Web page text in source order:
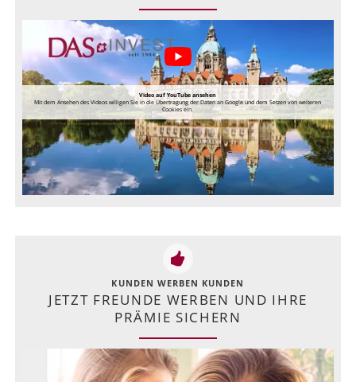
Video auf YouTube ansehen
Mit dem Ansehen des Videos willigen Sie in die Übertragung der Daten an Google und dem Setzen von weiteren
Cookies ein.
KUNDEN WERBEN KUNDEN
JETZT FREUNDE WERBEN UND IHRE
PRÄMIE SICHERN